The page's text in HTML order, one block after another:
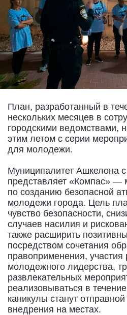
План, разработанный в
нескольких месяцев в
городскими ведомствами,
этим летом с серии
для молодежи.
Муниципалитет Ашкелона
представляет «Компас» —
по созданию безопасной
молодежи города. Цель
чувство безопасности,
случаев насилия и
также расширить
посредством сочетания
правоприменения, участия
молодежного лидерства,
развлекательных
реализовываться в
каникулы станут
внедрения на местах.